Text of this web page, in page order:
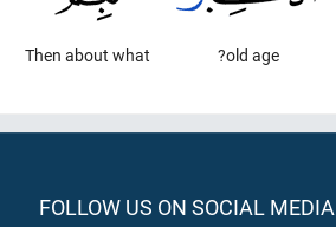
old age?
Then about what
FOLLOW US ON SOCIAL MEDIA